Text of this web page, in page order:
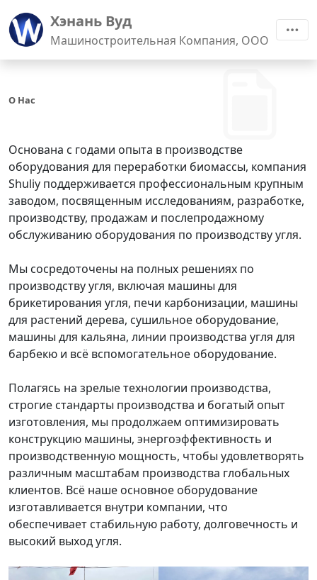
Хэнань Вуд
Машиностроительная Компания, ООО
О Нас
Основана с годами опыта в производстве
оборудования для переработки биомассы, компания
Shuliy поддерживается профессиональным крупным
заводом, посвященным исследованиям, разработке,
производству, продажам и послепродажному
обслуживанию оборудования по производству угля.
Мы сосредоточены на полных решениях по
производству угля, включая машины для
брикетирования угля, печи карбонизации, машины
для растений дерева, сушильное оборудование,
машины для кальяна, линии производства угля для
барбекю и всё вспомогательное оборудование.
Полагясь на зрелые технологии производства,
строгие стандарты производства и богатый опыт
изготовления, мы продолжаем оптимизировать
конструкцию машины, энергоэффективность и
производственную мощность, чтобы удовлетворять
различным масштабам производства глобальных
клиентов. Всё наше основное оборудование
изготавливается внутри компании, что
обеспечивает стабильную работу, долговечность и
высокий выход угля.